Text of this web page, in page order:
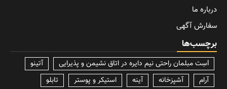
درباره ما
سفارش آگهی
برچسب‌ها
lسِت مبلمان راحتی نیم دایره در اتاق نشیمن و پذیرایی
آتینو
آرام
آشپزخانه آینه استیکر و پوستر
تابلو